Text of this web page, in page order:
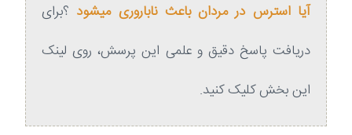
آیا استرس در مردان باعث ناباروری میشود ؟برای
دریافت پاسخ دقیق و علمی این پرسش، روی لینک
این بخش کلیک کنید.